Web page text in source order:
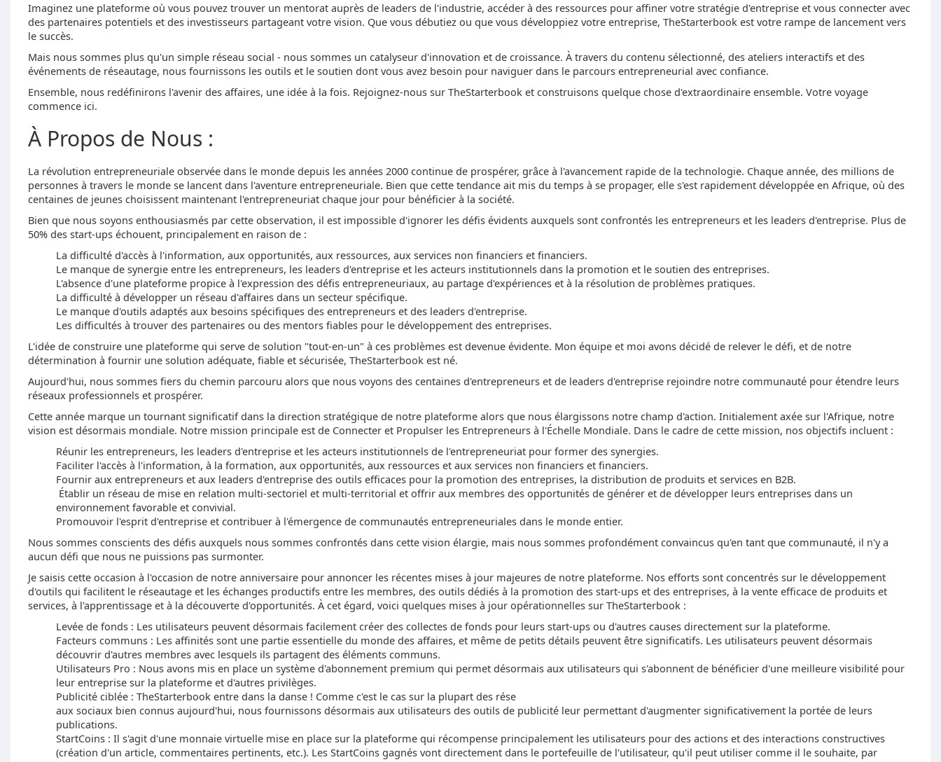
Imaginez une plateforme où vous pouvez trouver un mentorat auprès de leaders de l'industrie, accéder à des ressources pour affiner votre stratégie d'entreprise et vous connecter avec
des partenaires potentiels et des investisseurs partageant votre vision. Que vous débutiez ou que vous développiez votre entreprise, TheStarterbook est votre rampe de lancement vers
le succès.
Mais nous sommes plus qu'un simple réseau social - nous sommes un catalyseur d'innovation et de croissance. À travers du contenu sélectionné, des ateliers interactifs et des
événements de réseautage, nous fournissons les outils et le soutien dont vous avez besoin pour naviguer dans le parcours entrepreneurial avec confiance.
Ensemble, nous redéfinirons l'avenir des affaires, une idée à la fois. Rejoignez-nous sur TheStarterbook et construisons quelque chose d'extraordinaire ensemble. Votre voyage
commence ici.
À Propos de Nous :
La révolution entrepreneuriale observée dans le monde depuis les années 2000 continue de prospérer, grâce à l'avancement rapide de la technologie. Chaque année, des millions de
personnes à travers le monde se lancent dans l'aventure entrepreneuriale. Bien que cette tendance ait mis du temps à se propager, elle s'est rapidement développée en Afrique, où des
centaines de jeunes choisissent maintenant l'entrepreneuriat chaque jour pour bénéficier à la société.
Bien que nous soyons enthousiasmés par cette observation, il est impossible d'ignorer les défis évidents auxquels sont confrontés les entrepreneurs et les leaders d'entreprise. Plus de
50% des start-ups échouent, principalement en raison de :
La difficulté d'accès à l'information, aux opportunités, aux ressources, aux services non financiers et financiers.
Le manque de synergie entre les entrepreneurs, les leaders d'entreprise et les acteurs institutionnels dans la promotion et le soutien des entreprises.
L'absence d'une plateforme propice à l'expression des défis entrepreneuriaux, au partage d'expériences et à la résolution de problèmes pratiques.
La difficulté à développer un réseau d'affaires dans un secteur spécifique.
Le manque d'outils adaptés aux besoins spécifiques des entrepreneurs et des leaders d'entreprise.
Les difficultés à trouver des partenaires ou des mentors fiables pour le développement des entreprises.
L'idée de construire une plateforme qui serve de solution "tout-en-un" à ces problèmes est devenue évidente. Mon équipe et moi avons décidé de relever le défi, et de notre
détermination à fournir une solution adéquate, fiable et sécurisée, TheStarterbook est né.
Aujourd'hui, nous sommes fiers du chemin parcouru alors que nous voyons des centaines d'entrepreneurs et de leaders d'entreprise rejoindre notre communauté pour étendre leurs
réseaux professionnels et prospérer.
Cette année marque un tournant significatif dans la direction stratégique de notre plateforme alors que nous élargissons notre champ d'action. Initialement axée sur l'Afrique, notre
vision est désormais mondiale. Notre mission principale est de Connecter et Propulser les Entrepreneurs à l'Échelle Mondiale. Dans le cadre de cette mission, nos objectifs incluent :
Réunir les entrepreneurs, les leaders d'entreprise et les acteurs institutionnels de l'entrepreneuriat pour former des synergies.
Faciliter l'accès à l'information, à la formation, aux opportunités, aux ressources et aux services non financiers et financiers.
Fournir aux entrepreneurs et aux leaders d'entreprise des outils efficaces pour la promotion des entreprises, la distribution de produits et services en B2B.
Établir un réseau de mise en relation multi-sectoriel et multi-territorial et offrir aux membres des opportunités de générer et de développer leurs entreprises dans un
environnement favorable et convivial.
Promouvoir l'esprit d'entreprise et contribuer à l'émergence de communautés entrepreneuriales dans le monde entier.
Nous sommes conscients des défis auxquels nous sommes confrontés dans cette vision élargie, mais nous sommes profondément convaincus qu'en tant que communauté, il n'y a
aucun défi que nous ne puissions pas surmonter.
Je saisis cette occasion à l'occasion de notre anniversaire pour annoncer les récentes mises à jour majeures de notre plateforme. Nos efforts sont concentrés sur le développement
d'outils qui facilitent le réseautage et les échanges productifs entre les membres, des outils dédiés à la promotion des start-ups et des entreprises, à la vente efficace de produits et
services, à l'apprentissage et à la découverte d'opportunités. À cet égard, voici quelques mises à jour opérationnelles sur TheStarterbook :
Levée de fonds : Les utilisateurs peuvent désormais facilement créer des collectes de fonds pour leurs start-ups ou d'autres causes directement sur la plateforme.
Facteurs communs : Les affinités sont une partie essentielle du monde des affaires, et même de petits détails peuvent être significatifs. Les utilisateurs peuvent désormais
découvrir d'autres membres avec lesquels ils partagent des éléments communs.
Utilisateurs Pro : Nous avons mis en place un système d'abonnement premium qui permet désormais aux utilisateurs qui s'abonnent de bénéficier d'une meilleure visibilité pour
leur entreprise sur la plateforme et d'autres privilèges.
Publicité ciblée : TheStarterbook entre dans la danse ! Comme c'est le cas sur la plupart des rése
aux sociaux bien connus aujourd'hui, nous fournissons désormais aux utilisateurs des outils de publicité leur permettant d'augmenter significativement la portée de leurs
publications.
StartCoins : Il s'agit d'une monnaie virtuelle mise en place sur la plateforme qui récompense principalement les utilisateurs pour des actions et des interactions constructives
(création d'un article, commentaires pertinents, etc.). Les StartCoins gagnés vont directement dans le portefeuille de l'utilisateur, qu'il peut utiliser comme il le souhaite, par